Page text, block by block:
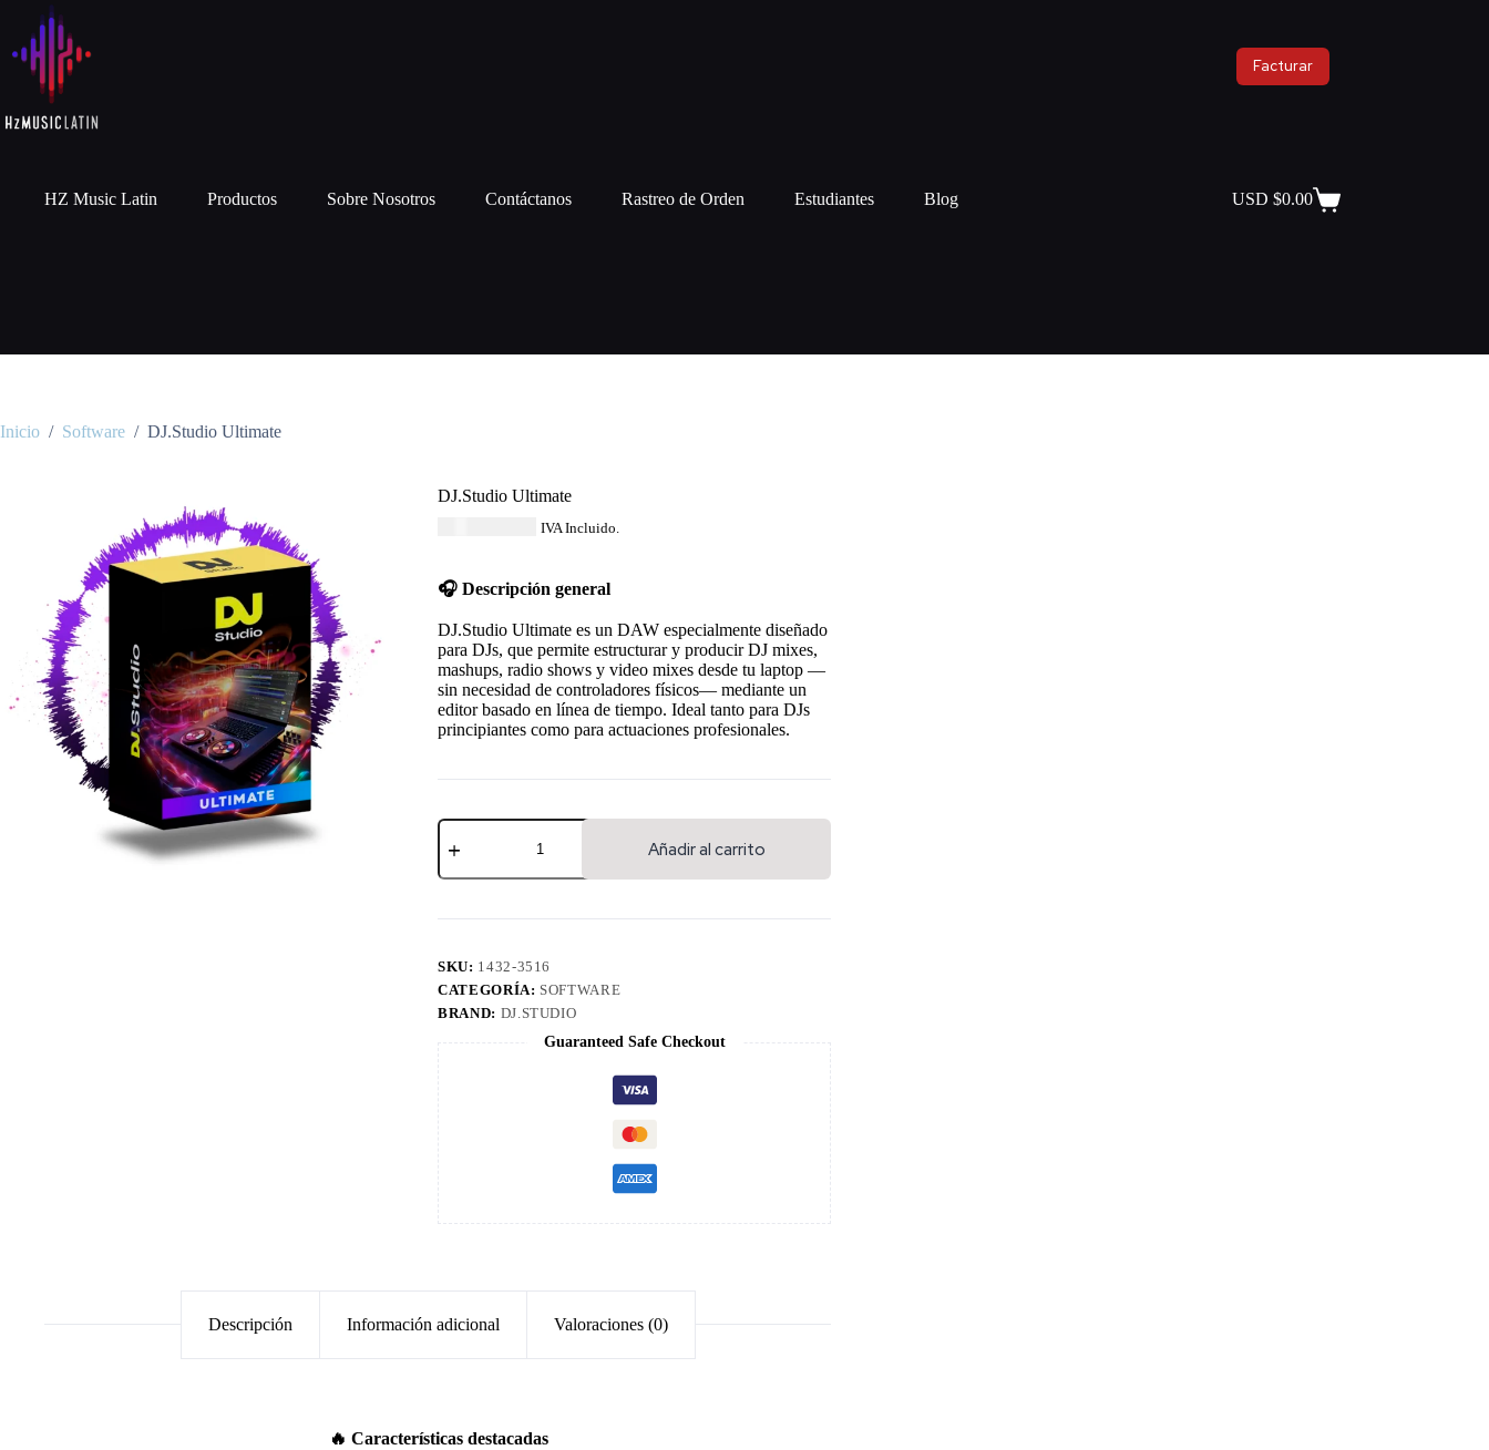
Facturar
HZ Music Latin Productos Sobre Nosotros Contáctanos Rastreo de Orden Estudiantes Blog USD $0.00
Inicio / Software / DJ.Studio Ultimate
DJ.Studio Ultimate
IVA Incluido.
🎧 Descripción general
DJ.Studio Ultimate es un DAW especialmente diseñado
para DJs, que permite estructurar y producir DJ mixes,
mashups, radio shows y video mixes desde tu laptop —
sin necesidad de controladores físicos— mediante un
editor basado en línea de tiempo. Ideal tanto para DJs
principiantes como para actuaciones profesionales.
Añadir al carrito
SKU: 1432-3516
CATEGORÍA: SOFTWARE
BRAND: DJ.STUDIO
Guaranteed Safe Checkout
Descripción Información adicional Valoraciones (0)
🔥 Características destacadas